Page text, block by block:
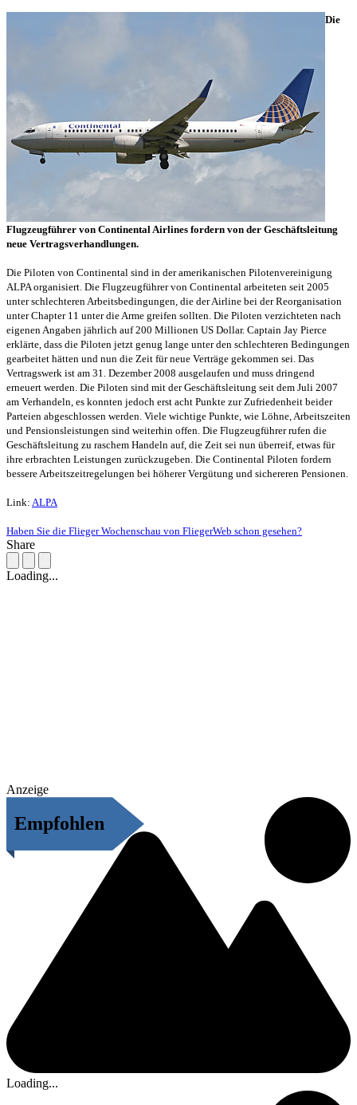
Die
Flugzeugführer von Continental Airlines fordern von der Geschäftsleitung
neue Vertragsverhandlungen.
Die Piloten von Continental sind in der amerikanischen Pilotenvereinigung
ALPA organisiert. Die Flugzeugführer von Continental arbeiteten seit 2005
unter schlechteren Arbeitsbedingungen, die der Airline bei der Reorganisation
unter Chapter 11 unter die Arme greifen sollten. Die Piloten verzichteten nach
eigenen Angaben jährlich auf 200 Millionen US Dollar. Captain Jay Pierce
erklärte, dass die Piloten jetzt genug lange unter den schlechteren Bedingungen
gearbeitet hätten und nun die Zeit für neue Verträge gekommen sei. Das
Vertragswerk ist am 31. Dezember 2008 ausgelaufen und muss dringend
erneuert werden. Die Piloten sind mit der Geschäftsleitung seit dem Juli 2007
am Verhandeln, es konnten jedoch erst acht Punkte zur Zufriedenheit beider
Parteien abgeschlossen werden. Viele wichtige Punkte, wie Löhne, Arbeitszeiten
und Pensionsleistungen sind weiterhin offen. Die Flugzeugführer rufen die
Geschäftsleitung zu raschem Handeln auf, die Zeit sei nun überreif, etwas für
ihre erbrachten Leistungen zurückzugeben. Die Continental Piloten fordern
bessere Arbeitszeitregelungen bei höherer Vergütung und sichereren Pensionen.
Link: ALPA
Haben Sie die Flieger Wochenschau von FliegerWeb schon gesehen?
Share
Loading...
Anzeige
Empfohlen
Loading...